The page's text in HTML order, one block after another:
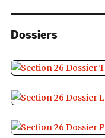
Dossiers